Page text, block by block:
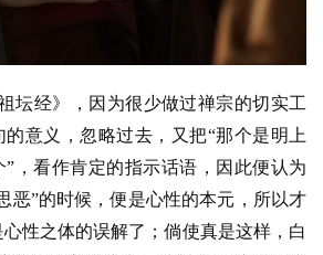
坛经》，因为很少做过禅宗的切实工
的意义，忽略过去，又把“那个是明上
”，看作肯定的指示话语，因此便认为
恶”的时候，便是心性的本元，所以才
性之体的误解了；倘使真是这样，白